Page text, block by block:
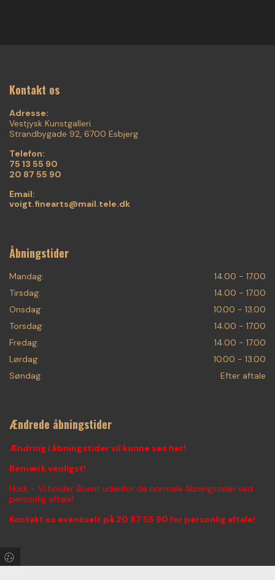
Kontakt os
Adresse:
Vestjysk Kunstgalleri
Strandbygade 92, 6700 Esbjerg
Telefon:
75 13 55 90
20 87 55 90
Email:
voigt.finearts@mail.tele.dk
Åbningstider
Mandag:
14.00 - 17.00
Tirsdag:
14.00 - 17.00
Onsdag:
10.00 - 13.00
Torsdag:
14.00 - 17.00
Fredag:
14.00 - 17.00
Lørdag:
10.00 - 13.00
Søndag:
Efter aftale
Ændrede åbningstider
Ændring i åbningstider vil kunne ses her!
Bemærk venligst!
Husk - Vi holder åbent udenfor de normale åbningstider ved
personlig aftale!
Kontakt os eventuelt på 20 87 55 90 for personlig aftale!